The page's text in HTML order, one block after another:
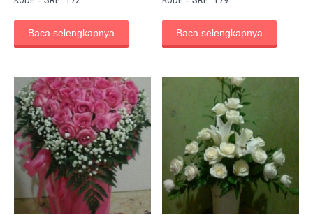
Baca selengkapnya Baca selengkapnya